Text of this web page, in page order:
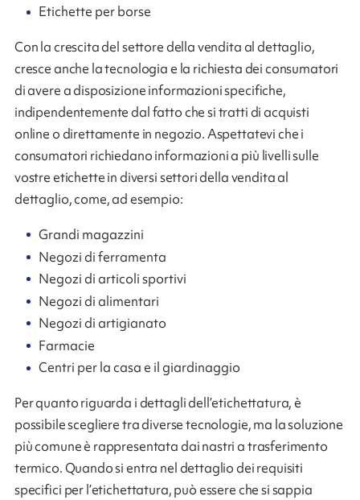
Etichette per borse
Con la crescita del settore della vendita al dettaglio,
cresce anche la tecnologia e la richiesta dei consumatori
di avere a disposizione informazioni specifiche,
indipendentemente dal fatto che si tratti di acquisti
online o direttamente in negozio. Aspettatevi che i
consumatori richiedano informazioni a più livelli sulle
vostre etichette in diversi settori della vendita al
dettaglio, come, ad esempio:
Grandi magazzini
Negozi di ferramenta
Negozi di articoli sportivi
Negozi di alimentari
Negozi di artigianato
Farmacie
Centri per la casa e il giardinaggio
Per quanto riguarda i dettagli dell’etichettatura, è
possibile scegliere tra diverse tecnologie, ma la soluzione
più comune è rappresentata dai nastri a trasferimento
termico. Quando si entra nel dettaglio dei requisiti
specifici per l’etichettatura, può essere che si sappia